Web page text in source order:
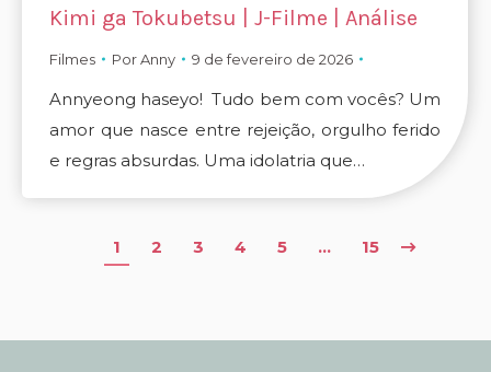
Kimi ga Tokubetsu | J-Filme | Análise
Filmes PorAnny 9 de fevereiro de 2026
Annyeong haseyo! Tudo bem com vocês? Um
amor que nasce entre rejeição, orgulho ferido
e regras absurdas. Uma idolatria que…
1 2 3 4 5 … 15